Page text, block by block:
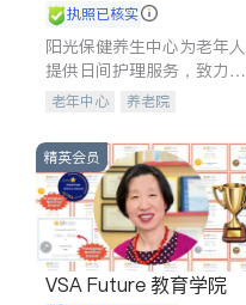
执照已核实
阳光保健养生中心为老年人
提供日间护理服务，致力于
通过持续的护理创新来有效
老年中心 养老院
精英会员
VSA Future 教育学院